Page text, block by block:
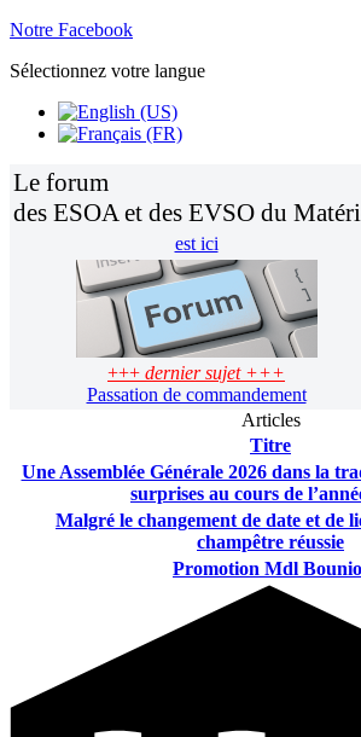
Notre Facebook
Sélectionnez votre langue
Le forum
des ESOA et des EVSO du
est ici
+++ dernier sujet +++
Passation de commandement
Articles
Titre
Une Assemblée Générale 2026 dans la
surprises au cours de
Malgré le changement de date et de
champêtre réussie
Promotion Mdl